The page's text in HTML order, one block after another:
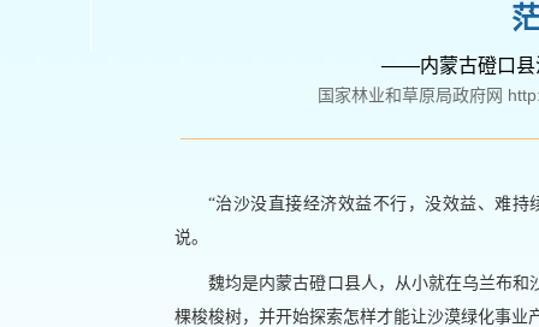
——内蒙古磴口县
国家林业和草原局政府网
“治沙没直接经济效益不行，没效益、难
说。
魏均是内蒙古磴口县人，从小就在乌兰布和
棵梭梭树，并开始探索怎样才能让沙漠绿化事业